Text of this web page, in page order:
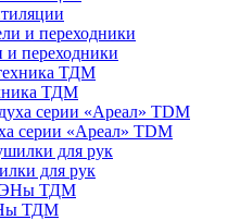
и переходники
ТДМ
серии «Ареал» TDM
для рук
ТДМ